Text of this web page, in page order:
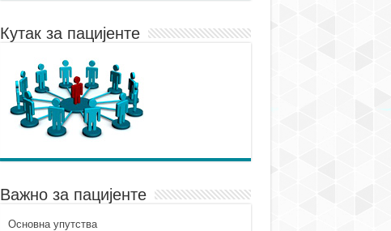
Кутак за пацијенте
Важно за пацијенте
Основна упутства